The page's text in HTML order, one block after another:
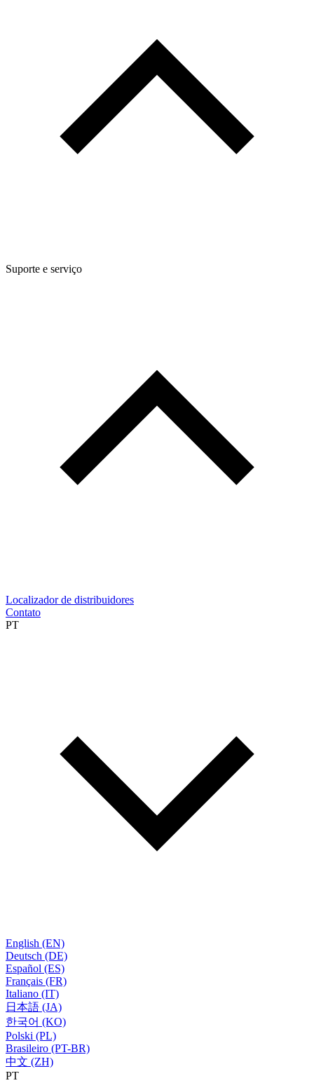
Suporte e serviço
Localizador de distribuidores
Contato
PT
English (EN)
Deutsch (DE)
Español (ES)
Français (FR)
Italiano (IT)
日本語 (JA)
한국어 (KO)
Polski (PL)
Brasileiro (PT-BR)
中文 (ZH)
PT